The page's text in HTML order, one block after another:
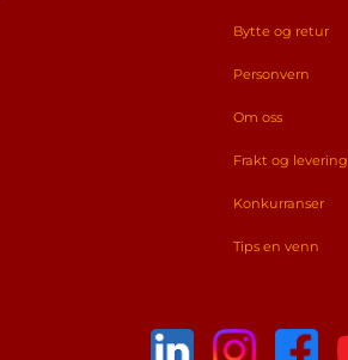
Bytte og retur
Personvern
Om oss
Frakt og levering
Konkurranser
Tips en venn